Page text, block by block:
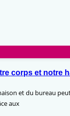
corps et notre
et du bureau
aux